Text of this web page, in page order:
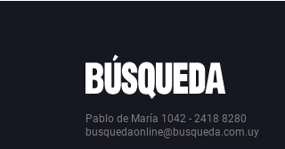
Pablo de María 1042 - 2418 8280
busquedaonline@busqueda.com.uy